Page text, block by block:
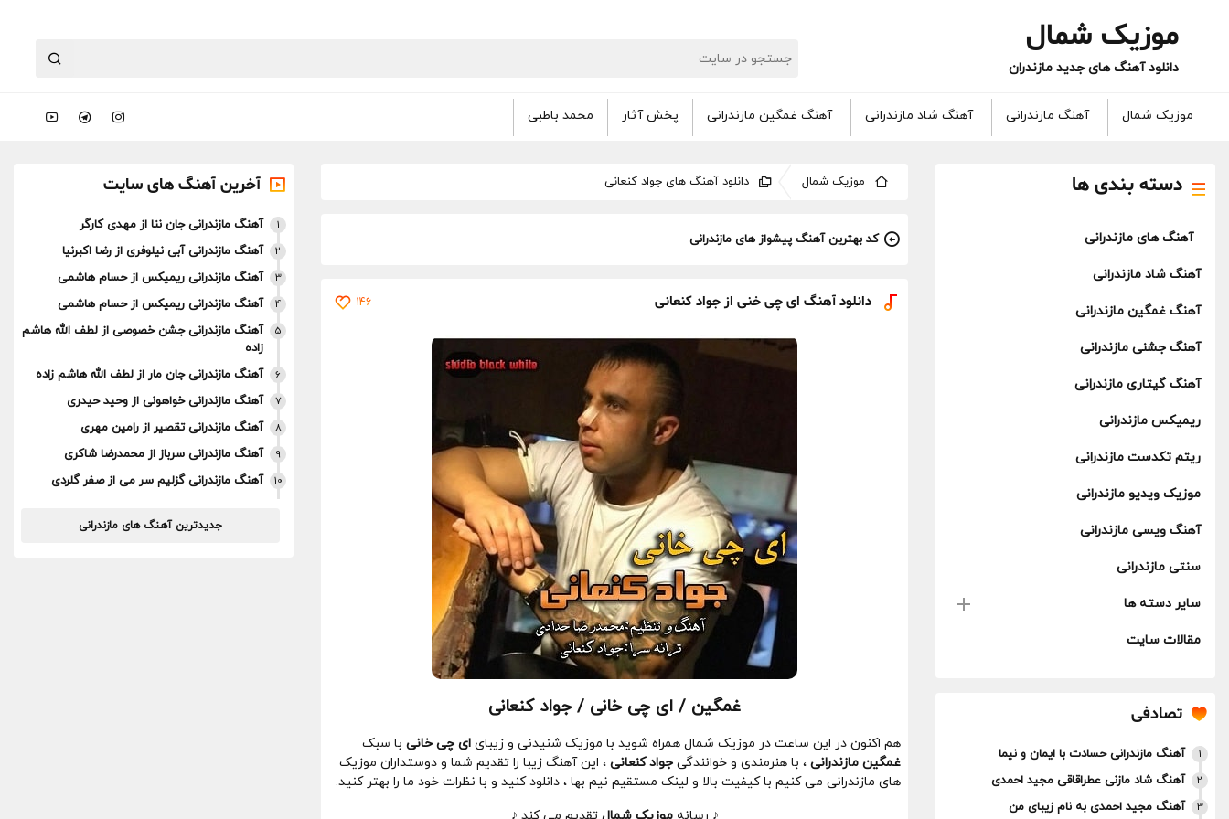
موزیک شمال
دانلود آهنگ های جدید مازندران
موزیک شمال آهنگ مازندرانی آهنگ شاد مازندرانی آهنگ غمگین مازندرانی پخش آثار محمد باطبی
دسته بندی ها
آهنگ های مازندرانی
آهنگ شاد مازندرانی
آهنگ غمگین مازندرانی
آهنگ جشنی مازندرانی
آهنگ گیتاری مازندرانی
ریمیکس مازندرانی
ریتم تکدست مازندرانی
موزیک ویدیو مازندرانی
آهنگ ویسی مازندرانی
سنتی مازندرانی
سایر دسته ها
مقالات سایت
تصادفی
1 آهنگ مازندرانی حسادت با ایمان و نیما
2 آهنگ شاد مازنی عطراقاقی مجید احمدی
3 آهنگ مجید احمدی به نام زیبای من
موزیک شمال دانلود آهنگ های جواد کنعانی
کد بهترین آهنگ پیشواز های مازندرانی
دانلود آهنگ ای چی خنی از جواد کنعانی 146
غمگین / ای چی خانی / جواد کنعانی
هم اکنون در این ساعت در موزیک شمال همراه شوید با موزیک شنیدنی و زیبای ای چی خانی با سبک
غمگین مازندرانی ، با هنرمندی و خوانندگی جواد کنعانی ، این آهنگ زیبا را تقدیم شما و دوستداران موزیک
های مازندرانی می کنیم با کیفیت بالا و لینک مستقیم نیم بها ، دانلود کنید و با نظرات خود ما را بهتر کنید.
آخرین آهنگ های سایت
1 آهنگ مازندرانی جان ننا از مهدی کارگر
2 آهنگ مازندرانی آبی نیلوفری از رضا اکبرنیا
3 آهنگ مازندرانی ریمیکس از حسام هاشمی
4 آهنگ مازندرانی ریمیکس از حسام هاشمی
5
آهنگ مازندرانی جشن خصوصی از لطف الله هاشم
زاده
6 آهنگ مازندرانی جان مار از لطف الله هاشم زاده
7 آهنگ مازندرانی خواهونی از وحید حیدری
8 آهنگ مازندرانی تقصیر از رامین مهری
9 آهنگ مازندرانی سرباز از محمدرضا شاکری
10 آهنگ مازندرانی گزلیم سر می از صفر گلردی
جدیدترین آهنگ های مازندرانی